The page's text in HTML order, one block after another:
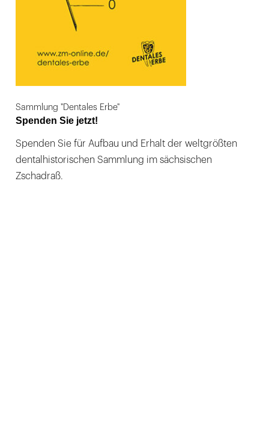
Sammlung "Dentales Erbe"
Spenden Sie jetzt!
Spenden Sie für Aufbau und Erhalt der weltgrößten
dentalhistorischen Sammlung im sächsischen
Zschadraß.